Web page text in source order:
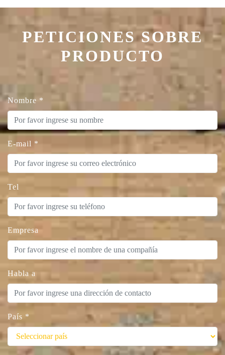
PETICIONES SOBRE
PRODUCTO
Nombre *
E-mail *
Tel
Empresa
Habla a
País *